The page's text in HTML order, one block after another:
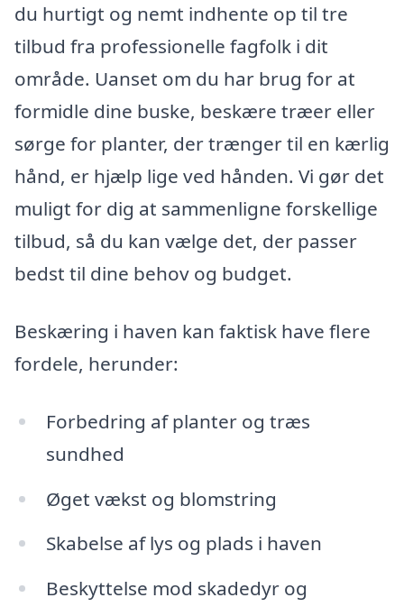
du hurtigt og nemt indhente op til tre
tilbud fra professionelle fagfolk i dit
område. Uanset om du har brug for at
formidle dine buske, beskære træer eller
sørge for planter, der trænger til en kærlig
hånd, er hjælp lige ved hånden. Vi gør det
muligt for dig at sammenligne forskellige
tilbud, så du kan vælge det, der passer
bedst til dine behov og budget.
Beskæring i haven kan faktisk have flere
fordele, herunder:
Forbedring af planter og træs
sundhed
Øget vækst og blomstring
Skabelse af lys og plads i haven
Beskyttelse mod skadedyr og